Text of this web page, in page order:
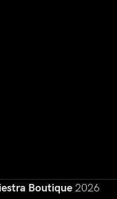
Boutique 2026